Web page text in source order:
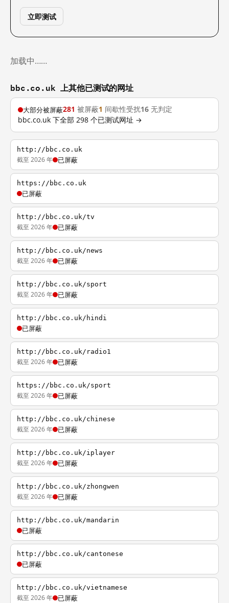
立即测试
加载中……
bbc.co.uk 上其他已测试的网址
大部分被屏蔽281 被屏蔽1 间歇性受扰16 无判定
bbc.co.uk 下全部 298 个已测试网址 →
http://bbc.co.uk
截至 2026 年 已屏蔽
https://bbc.co.uk
已屏蔽
http://bbc.co.uk/tv
截至 2026 年 已屏蔽
http://bbc.co.uk/news
截至 2026 年 已屏蔽
http://bbc.co.uk/sport
截至 2026 年 已屏蔽
http://bbc.co.uk/hindi
已屏蔽
http://bbc.co.uk/radio1
截至 2026 年 已屏蔽
https://bbc.co.uk/sport
截至 2026 年 已屏蔽
http://bbc.co.uk/chinese
截至 2026 年 已屏蔽
http://bbc.co.uk/iplayer
截至 2026 年 已屏蔽
http://bbc.co.uk/zhongwen
截至 2026 年 已屏蔽
http://bbc.co.uk/mandarin
已屏蔽
http://bbc.co.uk/cantonese
已屏蔽
http://bbc.co.uk/vietnamese
截至 2026 年 已屏蔽